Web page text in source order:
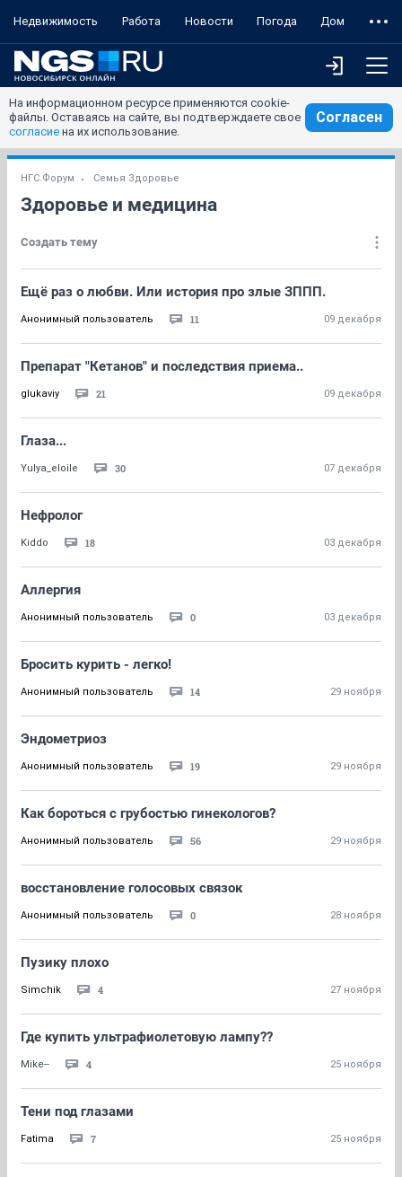
Недвижимость Работа Новости Погода Дом
На информационном ресурсе применяются cookie-
файлы. Оставаясь на сайте, вы подтверждаете свое
согласие на их использование.
Согласен
НГС.Форум Семья Здоровье
Здоровье и медицина
Создать тему
Ещё раз о любви. Или история про злые ЗППП.
Анонимный пользователь 11 09 декабря
Препарат "Кетанов" и последствия приема..
glukaviy 21 09 декабря
Глаза...
Yulya_eloile 30 07 декабря
Нефролог
Kiddo 18 03 декабря
Аллергия
Анонимный пользователь 0 03 декабря
Бросить курить - легко!
Анонимный пользователь 14 29 ноября
Эндометриоз
Анонимный пользователь 19 29 ноября
Как бороться с грубостью гинекологов?
Анонимный пользователь 56 29 ноября
восстановление голосовых связок
Анонимный пользователь 0 28 ноября
Пузику плохо
Simchik 4 27 ноября
Где купить ультрафиолетовую лампу??
Mike-- 4 25 ноября
Тени под глазами
Fatima 7 25 ноября